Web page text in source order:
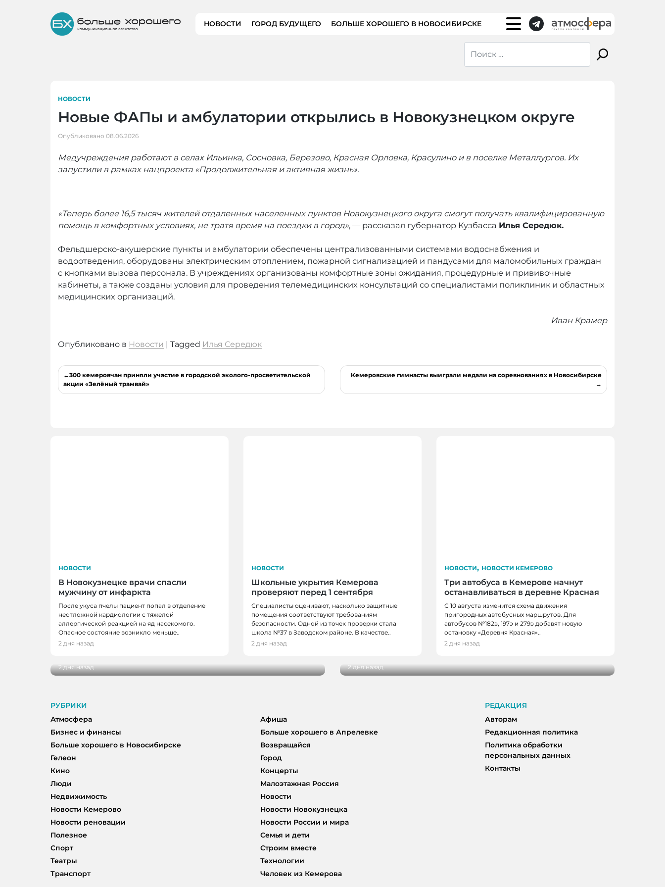
НОВОСТИ ГОРОД БУДУЩЕГО БОЛЬШЕ ХОРОШЕГО В НОВОСИБИРСКЕ
НОВОСТИ
Новые ФАПы и амбулатории открылись в Новокузнецком округе
Опубликовано 08.06.2026
Медучреждения работают в селах Ильинка, Сосновка, Березово, Красная Орловка, Красулино и в поселке Металлургов. Их
запустили в рамках нацпроекта «Продолжительная и активная жизнь».
«Теперь более 16,5 тысяч жителей отдаленных населенных пунктов Новокузнецкого округа смогут получать квалифицированную
помощь в комфортных условиях, не тратя время на поездки в город», — рассказал губернатор Кузбасса Илья Середюк.
Фельдшерско-акушерские пункты и амбулатории обеспечены централизованными системами водоснабжения и
водоотведения, оборудованы электрическим отоплением, пожарной сигнализацией и пандусами для маломобильных граждан
с кнопками вызова персонала. В учреждениях организованы комфортные зоны ожидания, процедурные и прививочные
кабинеты, а также созданы условия для проведения телемедицинских консультаций со специалистами поликлиник и областных
медицинских организаций.
Иван Крамер
Опубликовано в Новости | Tagged Илья Середюк
Навигация
по
300 кемеровчан приняли участие в городской эколого-просветительской
акции «Зелёный трамвай»
Кемеровские гимнасты выиграли медали на соревнованиях в Новосибирске
НОВОСТИ
В Новокузнецке врачи спасли
мужчину от инфаркта
После укуса пчелы пациент попал в отделение
неотложной кардиологии с тяжелой
аллергической реакцией на яд насекомого.
Опасное состояние возникло меньше..
2 дня назад
НОВОСТИ
Школьные укрытия Кемерова
проверяют перед 1 сентября
Специалисты оценивают, насколько защитные
помещения соответствуют требованиям
безопасности. Одной из точек проверки стала
школа №37 в Заводском районе. В качестве..
2 дня назад
НОВОСТИ, НОВОСТИ КЕМЕРОВО
Три автобуса в Кемерове начнут
останавливаться в деревне Красная
С 10 августа изменится схема движения
пригородных автобусных маршрутов. Для
автобусов №182э, 197э и 279э добавят новую
остановку «Деревня Красная»..
2 дня назад
НОВОСТИ
В Кузбассе наградили лучших тренеров, спортсменов и
2 дня назад
НОВОСТИ, НОВОСТИ КЕМЕРОВО
В Кемерове более 280 школьников получили помощь перед
2 дня назад
РУБРИКИ
Атмосфера
Афиша
Бизнес и финансы
Больше хорошего в Апрелевке
Больше хорошего в Новосибирске
Возвращайся
Гелеон
Город
Кино
Концерты
Люди
Малоэтажная Россия
Недвижимость
Новости
Новости Кемерово
Новости Новокузнецка
Новости реновации
Новости России и мира
Полезное
Семья и дети
Спорт
Строим вместе
Театры
Технологии
Транспорт
Человек из Кемерова
РЕДАКЦИЯ
Авторам
Редакционная политика
Политика обработки
персональных данных
Контакты